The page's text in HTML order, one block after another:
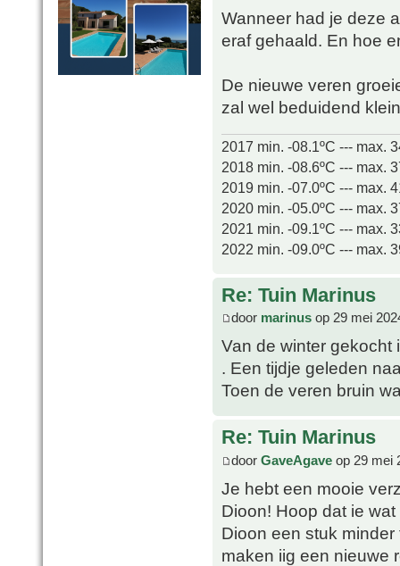
Wanneer had je deze
eraf gehaald. En hoe
De nieuwe veren
zal wel beduidend
2017 min. -08.1ºC --- max.
2018 min. -08.6ºC --- max.
2019 min. -07.0ºC --- max.
2020 min. -05.0ºC --- max.
2021 min. -09.1ºC --- max.
2022 min. -09.0ºC --- max.
Re: Tuin Marinus
door marinus op 29 mei
Van de winter
. Een tijdje geleden
Toen de veren bruin
Re: Tuin Marinus
door GaveAgave op 29 mei
Je hebt een mooie
Dioon! Hoop dat ie
Dioon een stuk
maken iig een nieuwe